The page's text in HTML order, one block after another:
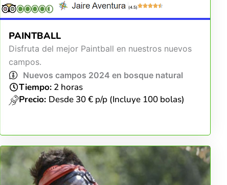
(4.5)
PAINTBALL
Disfruta del mejor Paintball en nuestros nuevos
campos.
Nuevos campos 2024 en bosque natural
Tiempo: 2 horas
Precio: Desde 30 € p/p (Incluye 100 bolas)